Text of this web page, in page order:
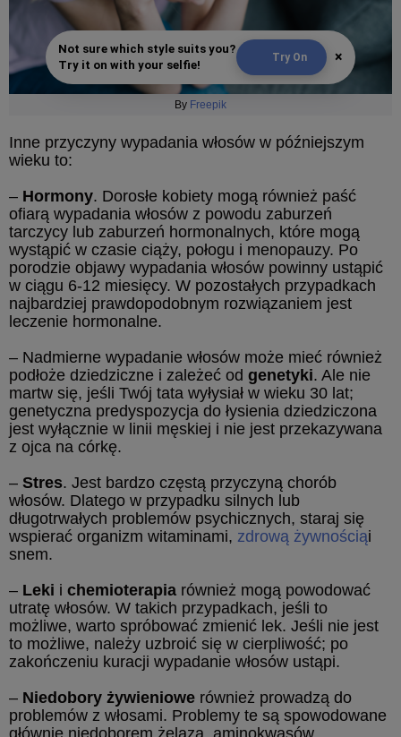
Not sure which style suits you?
Try it on with your selfie!
Try On ×
By Freepik
Inne przyczyny wypadania włosów w późniejszym
wieku to:
– Hormony. Dorosłe kobiety mogą również paść
ofiarą wypadania włosów z powodu zaburzeń
tarczycy lub zaburzeń hormonalnych, które mogą
wystąpić w czasie ciąży, połogu i menopauzy. Po
porodzie objawy wypadania włosów powinny ustąpić
w ciągu 6-12 miesięcy. W pozostałych przypadkach
najbardziej prawdopodobnym rozwiązaniem jest
leczenie hormonalne.
– Nadmierne wypadanie włosów może mieć również
podłoże dziedziczne i zależeć od genetyki. Ale nie
martw się, jeśli Twój tata wyłysiał w wieku 30 lat;
genetyczna predyspozycja do łysienia dziedziczona
jest wyłącznie w linii męskiej i nie jest przekazywana
z ojca na córkę.
– Stres. Jest bardzo częstą przyczyną chorób
włosów. Dlatego w przypadku silnych lub
długotrwałych problemów psychicznych, staraj się
wspierać organizm witaminami, zdrową żywnościąi
snem.
– Leki i chemioterapia również mogą powodować
utratę włosów. W takich przypadkach, jeśli to
możliwe, warto spróbować zmienić lek. Jeśli nie jest
to możliwe, należy uzbroić się w cierpliwość; po
zakończeniu kuracji wypadanie włosów ustąpi.
– Niedobory żywieniowe również prowadzą do
problemów z włosami. Problemy te są spowodowane
głównie niedoborem żelaza, aminokwasów